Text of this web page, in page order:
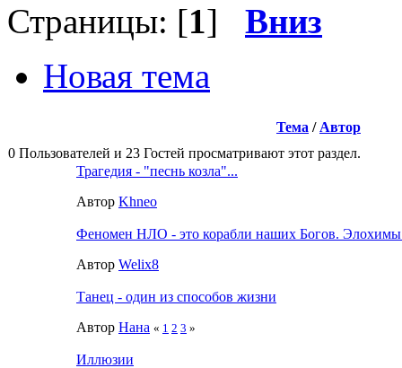
Страницы: [1] Вниз
Новая тема
Тема / Автор
0 Пользователей и 23 Гостей просматривают этот раздел.
Трагедия - "песнь козла"...
Автор Khneo
Феномен НЛО - это корабли наших Богов.
Автор Welix8
Танец - один из способов жизни
Автор Нана « 1 2 3 »
Иллюзии